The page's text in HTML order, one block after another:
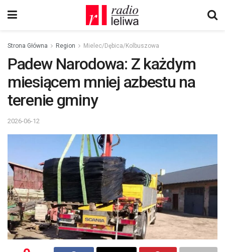
Strona Główna Region Mielec/Dębica/Kolbuszowa
Padew Narodowa: Z każdym
miesiącem mniej azbestu na
terenie gminy
2026-06-12